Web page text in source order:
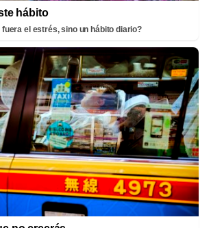
hábito
el estrés, sino un hábito diario?